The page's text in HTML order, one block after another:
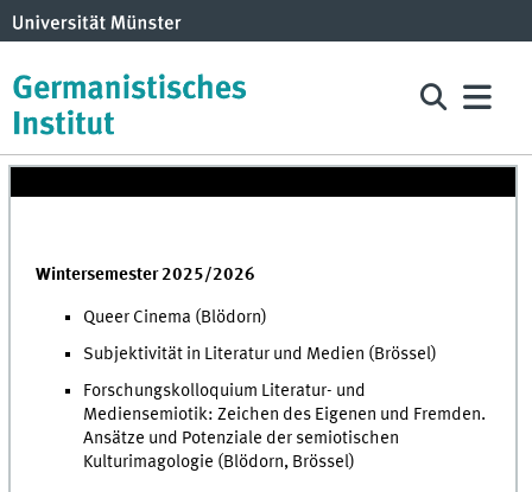
Wintersemester 2025/2026
Queer Cinema (Blödorn)
Subjektivität in Literatur und Medien (Brössel)
Forschungskolloquium Literatur- und
Mediensemiotik: Zeichen des Eigenen und Fremden.
Ansätze und Potenziale der semiotischen
Kulturimagologie (Blödorn, Brössel)